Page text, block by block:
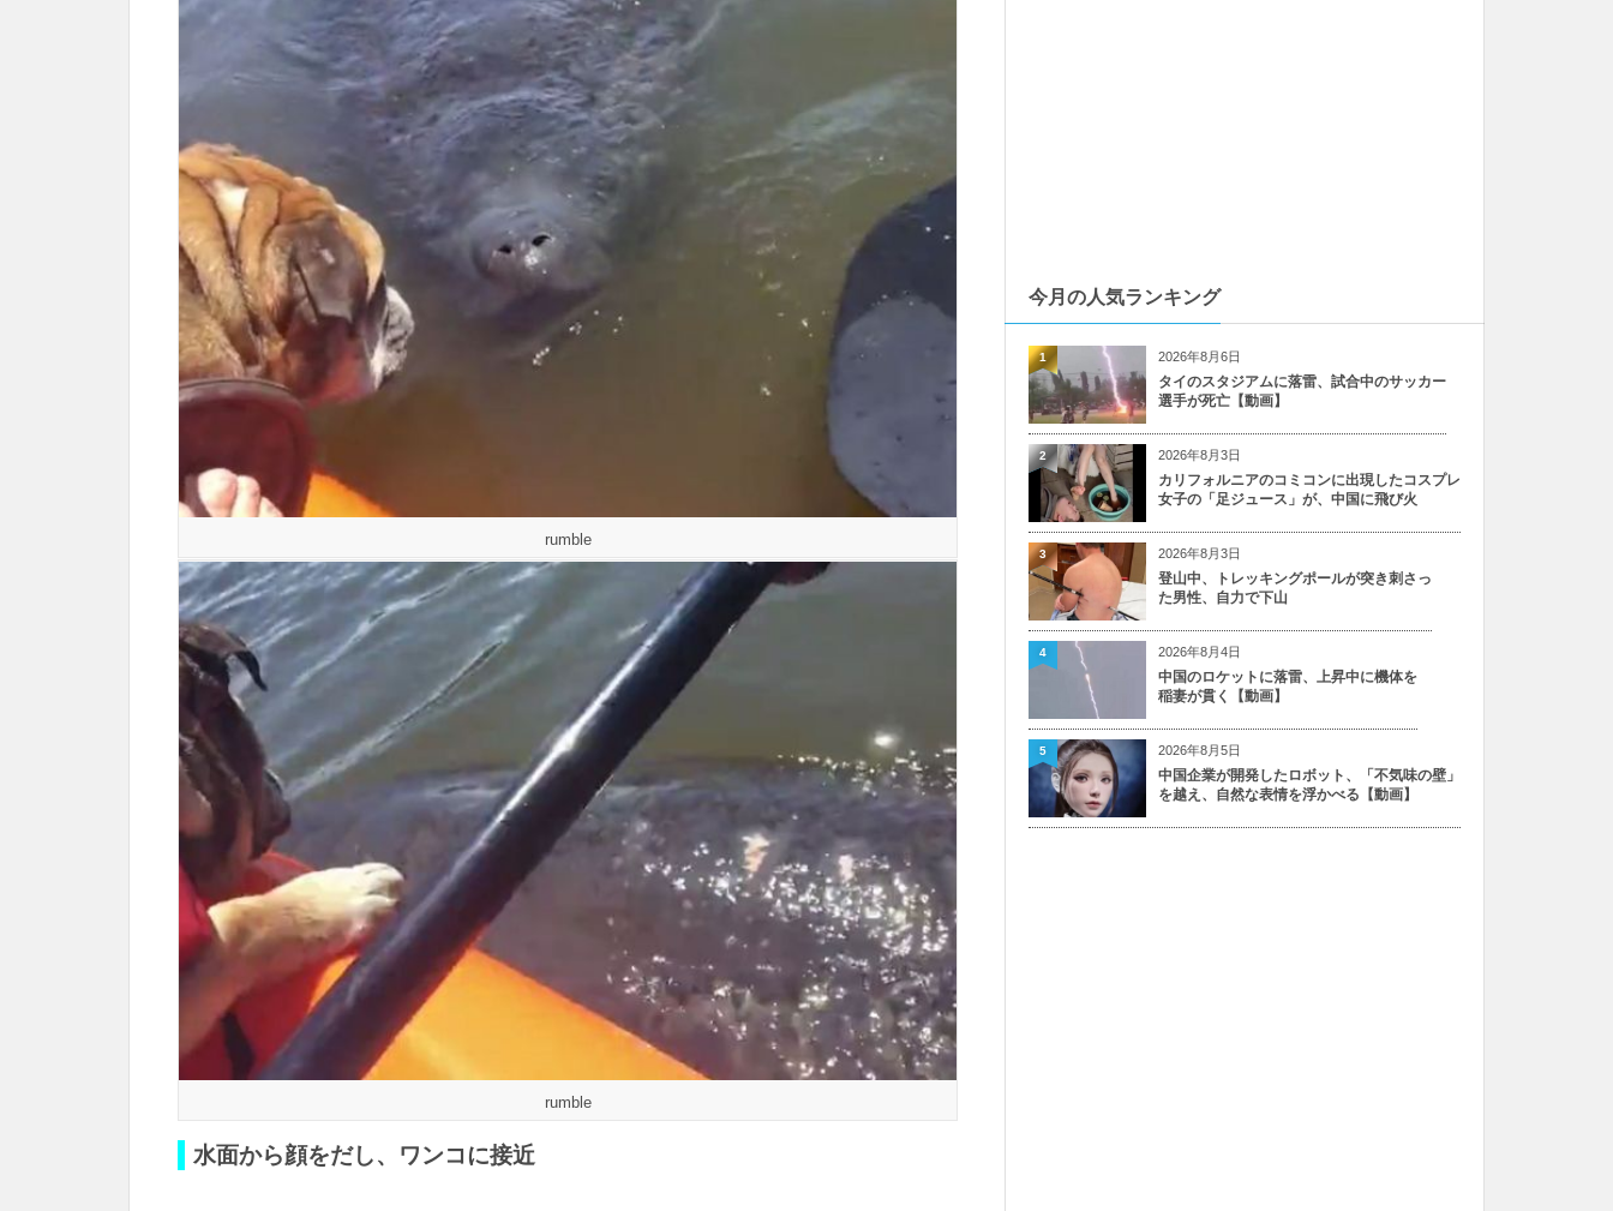
rumble
rumble
水面から顔をだし、ワンコに接近
今月の人気ランキング
2026年8月6日
タイのスタジアムに落雷、試合中のサッカー
選手が死亡【動画】
1
2026年8月3日
カリフォルニアのコミコンに出現したコスプレ
女子の「足ジュース」が、中国に飛び火
2
2026年8月3日
登山中、トレッキングポールが突き刺さっ
た男性、自力で下山
3
2026年8月4日
中国のロケットに落雷、上昇中に機体を
稲妻が貫く【動画】
4
2026年8月5日
中国企業が開発したロボット、「不気味の壁」
を越え、自然な表情を浮かべる【動画】
5